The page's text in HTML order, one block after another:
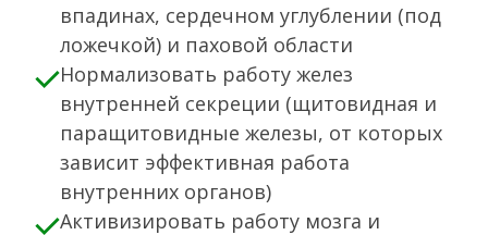
впадинах, сердечном углублении (под
ложечкой) и паховой области
Нормализовать работу желез
внутренней секреции (щитовидная и
паращитовидные железы, от которых
зависит эффективная работа
внутренних органов)
Активизировать работу мозга и